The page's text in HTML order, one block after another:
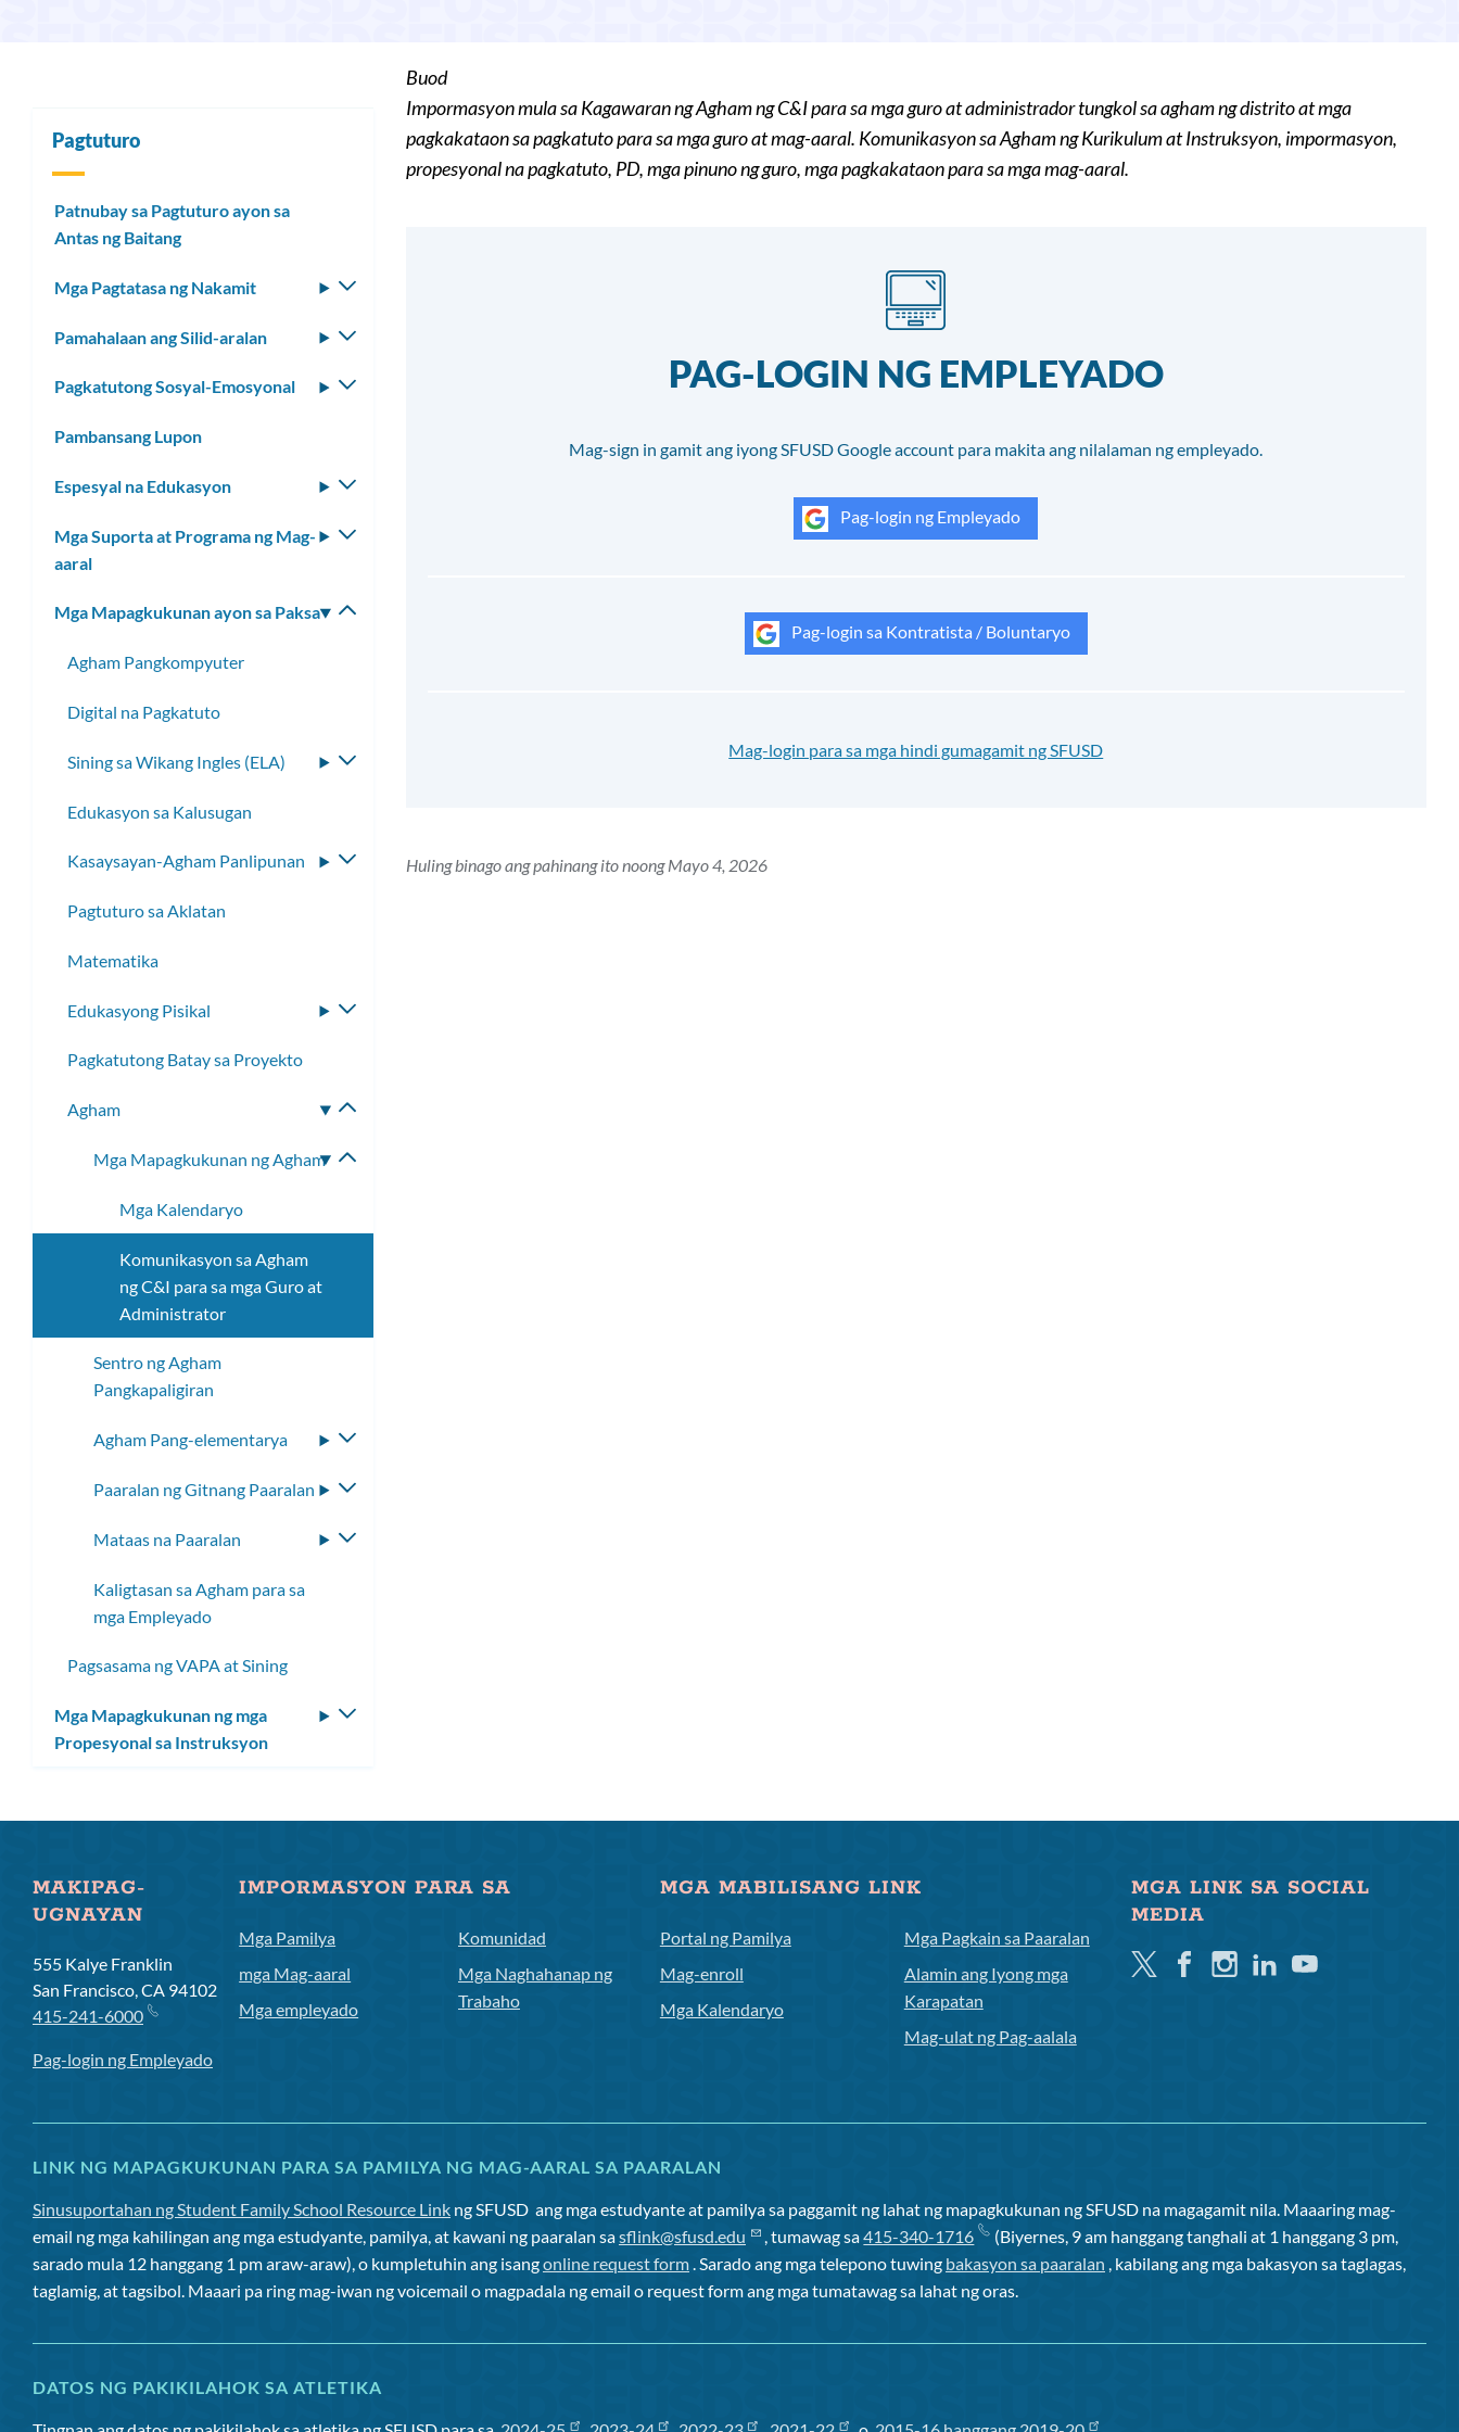
Buod
Impormasyon mula sa Kagawaran ng Agham ng C&I para sa mga guro at administrador tungkol sa agham ng distrito at mga
pagkakataon sa pagkatuto para sa mga guro at mag-aaral. Komunikasyon sa Agham ng Kurikulum at Instruksyon, impormasyon,
propesyonal na pagkatuto, PD, mga pinuno ng guro, mga pagkakataon para sa mga mag-aaral.
PAG-LOGIN NG EMPLEYADO
Mag-sign in gamit ang iyong SFUSD Google account para makita ang nilalaman ng empleyado.
Pag-login ng Empleyado
Pag-login sa Kontratista / Boluntaryo
Mag-login para sa mga hindi gumagamit ng SFUSD
Huling binago ang pahinang ito noong Mayo 4, 2026
Pagtuturo
Patnubay sa Pagtuturo ayon sa
Antas ng Baitang
Mga Pagtatasa ng Nakamit
I-
Pamahalaan ang Silid-aralan
I-
Pagkatutong Sosyal-Emosyonal
I-
Pambansang Lupon
Espesyal na Edukasyon
I-
Mga Suporta at Programa ng Mag-
aaral
I-
submenu
Mga Mapagkukunan ayon sa Paksa
I-
Agham Pangkompyuter
Digital na Pagkatuto
Sining sa Wikang Ingles (ELA)
I-
Edukasyon sa Kalusugan
Kasaysayan-Agham Panlipunan
I-
Pagtuturo sa Aklatan
Matematika
Edukasyong Pisikal
I-
Pagkatutong Batay sa Proyekto
Agham
I-
ang
Mga Mapagkukunan ng Agham
I-
submenu
Mga Kalendaryo
Komunikasyon sa Agham
ng C&I para sa mga Guro at
Administrator
Sentro ng Agham
Pangkapaligiran
Agham Pang-elementarya
I-
Paaralan ng Gitnang Paaralan
I-
Mataas na Paaralan
I-
Kaligtasan sa Agham para sa
mga Empleyado
Pagsasama ng VAPA at Sining
Mga Mapagkukunan ng mga
Propesyonal sa Instruksyon
I-
MAKIPAG-
UGNAYAN
555 Kalye Franklin
San Francisco, CA 94102
415-241-6000
Pag-login ng Empleyado
IMPORMASYON PARA SA
Mga Pamilya
mga Mag-aaral
Mga empleyado
Komunidad
Mga Naghahanap ng
Trabaho
MGA MABILISANG LINK
Portal ng Pamilya
Mag-enroll
Mga Kalendaryo
Mga Pagkain sa Paaralan
Alamin ang Iyong mga
Karapatan
Mag-ulat ng Pag-aalala
MGA LINK SA SOCIAL
MEDIA
TwitterFacebookInstagramLinkedinYoutube
LINK NG MAPAGKUKUNAN PARA SA PAMILYA NG MAG-AARAL SA PAARALAN
Sinusuportahan ng Student Family School Resource Link ng SFUSD ang mga estudyante at pamilya sa paggamit ng lahat ng mapagkukunan ng SFUSD na magagamit nila. Maaaring mag-
email ng mga kahilingan ang mga estudyante, pamilya, at kawani ng paaralan sasflink@sfusd.edu , tumawag sa415-340-1716
(Biyernes, 9 am hanggang tanghali at 1 hanggang 3 pm,
sarado mula 12 hanggang 1 pm araw-araw), o kumpletuhin ang isangonline request form. Sarado ang mga telepono tuwing bakasyon sa paaralan , kabilang ang mga bakasyon sa taglagas,
taglamig, at tagsibol. Maaari pa ring mag-iwan ng voicemail o magpadala ng email o request form ang mga tumatawag sa lahat ng oras.
DATOS NG PAKIKILAHOK SA ATLETIKA